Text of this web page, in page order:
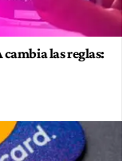
cambia las reglas: